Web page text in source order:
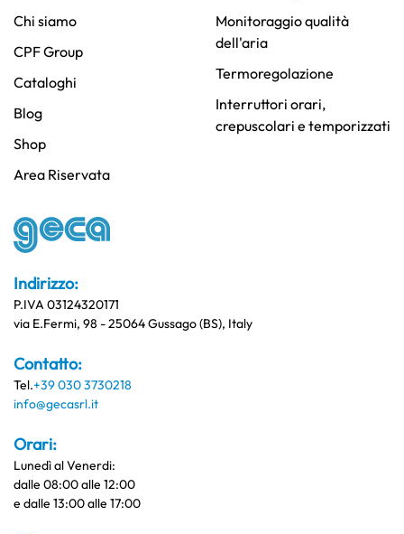
Indirizzo:
P.IVA 03124320171
via E.Fermi, 98 - 25064 Gussago (BS), Italy
Contatto:
Tel.+39 030 3730218
info@gecasrl.it
Orari:
Lunedì al Venerdi:
dalle 08:00 alle 12:00
e dalle 13:00 alle 17:00
Chi siamo
CPF Group
Cataloghi
Blog
Shop
Area Riservata
Monitoraggio qualità
dell'aria
Termoregolazione
Interruttori orari,
crepuscolari e temporizzati